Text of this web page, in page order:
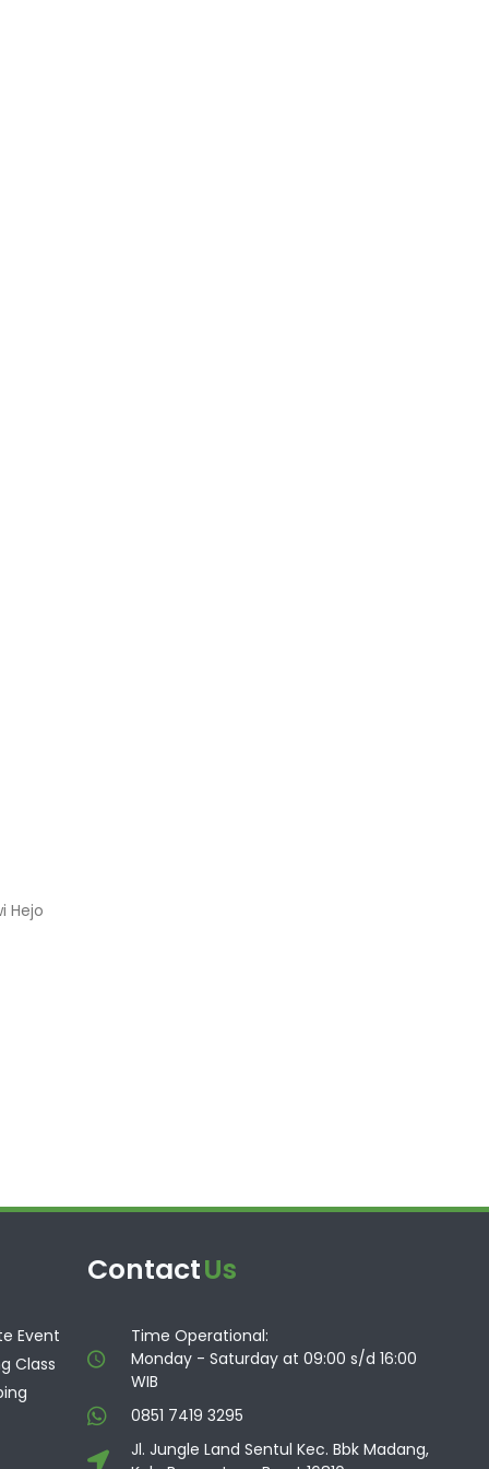
Hejo
Event
Class
ContactUs
Time Operational:
Monday - Saturday at 09:00 s/d 16:00
WIB
0851 7419 3295
Jl. Jungle Land Sentul Kec. Bbk Madang,